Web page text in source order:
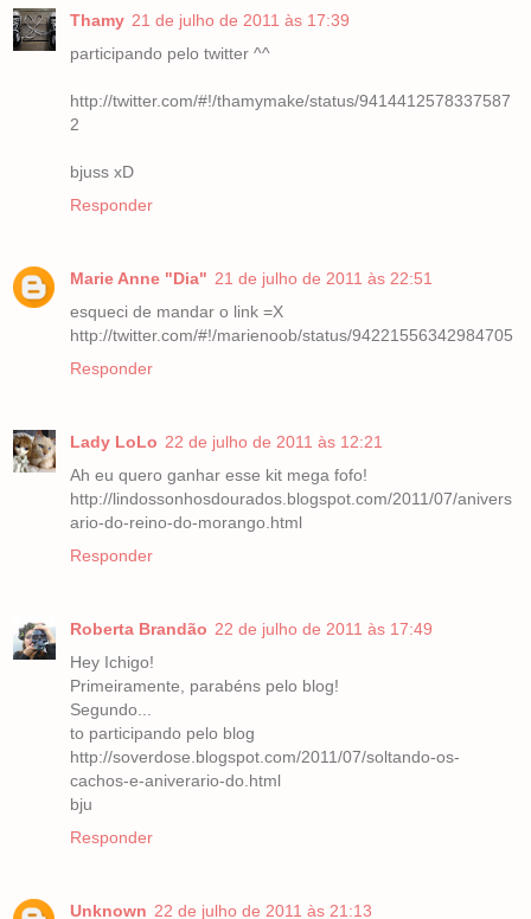
Thamy 21 de julho de 2011 às 17:39
participando pelo twitter ^^
http://twitter.com/#!/thamymake/status/9414412578337587
2
bjuss xD
Responder
Marie Anne "Dia" 21 de julho de 2011 às 22:51
esqueci de mandar o link =X
http://twitter.com/#!/marienoob/status/94221556342984705
Responder
Lady LoLo 22 de julho de 2011 às 12:21
Ah eu quero ganhar esse kit mega fofo!
http://lindossonhosdourados.blogspot.com/2011/07/anivers
ario-do-reino-do-morango.html
Responder
Roberta Brandão 22 de julho de 2011 às 17:49
Hey Ichigo!
Primeiramente, parabéns pelo blog!
Segundo...
to participando pelo blog
http://soverdose.blogspot.com/2011/07/soltando-os-
cachos-e-aniverario-do.html
bju
Responder
Unknown 22 de julho de 2011 às 21:13